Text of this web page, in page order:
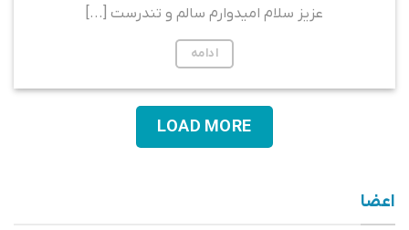
عزیز سلام امیدوارم سالم و تندرست [...]
ادامه
LOAD MORE
اعضا